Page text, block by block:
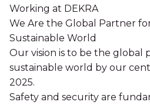
Working at DEKRA
We Are the Global Partner
Sustainable World
Our vision is to be the global
sustainable world by our
2025.
Safety and security are